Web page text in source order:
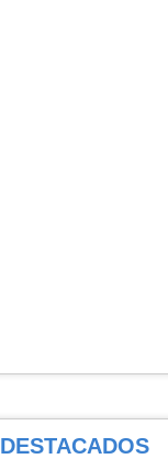
DESTACADOS